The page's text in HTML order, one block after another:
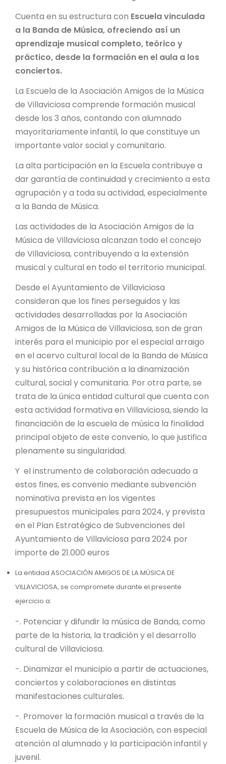
Cuenta en su estructura con Escuela vinculada
a la Banda de Música, ofreciendo así un
aprendizaje musical completo, teórico y
práctico, desde la formación en el aula a los
conciertos.
La Escuela de la Asociación Amigos de la Música
de Villaviciosa comprende formación musical
desde los 3 años, contando con alumnado
mayoritariamente infantil, lo que constituye un
importante valor social y comunitario.
La alta participación en la Escuela contribuye a
dar garantía de continuidad y crecimiento a esta
agrupación y a toda su actividad, especialmente
a la Banda de Música.
Las actividades de la Asociación Amigos de la
Música de Villaviciosa alcanzan todo el concejo
de Villaviciosa, contribuyendo a la extensión
musical y cultural en todo el territorio municipal.
Desde el Ayuntamiento de Villaviciosa
consideran que los fines perseguidos y las
actividades desarrolladas por la Asociación
Amigos de la Música de Villaviciosa, son de gran
interés para el municipio por el especial arraigo
en el acervo cultural local de la Banda de Música
y su histórica contribución a la dinamización
cultural, social y comunitaria. Por otra parte, se
trata de la única entidad cultural que cuenta con
esta actividad formativa en Villaviciosa, siendo la
financiación de la escuela de música la finalidad
principal objeto de este convenio, lo que justifica
plenamente su singularidad.
Y el instrumento de colaboración adecuado a
estos fines, es convenio mediante subvención
nominativa prevista en los vigentes
presupuestos municipales para 2024, y prevista
en el Plan Estratégico de Subvenciones del
Ayuntamiento de Villaviciosa para 2024 por
importe de 21.000 euros
La entidad ASOCIACIÓN AMIGOS DE LA MÚSICA DE
VILLAVICIOSA, se compromete durante el presente
ejercicio a:
-. Potenciar y difundir la música de Banda, como
parte de la historia, la tradición y el desarrollo
cultural de Villaviciosa.
-. Dinamizar el municipio a partir de actuaciones,
conciertos y colaboraciones en distintas
manifestaciones culturales.
-. Promover la formación musical a través de la
Escuela de Música de la Asociación, con especial
atención al alumnado y la participación infantil y
juvenil.